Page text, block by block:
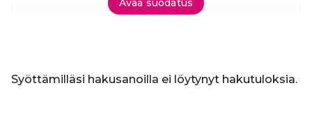
Avaa suodatus
Syöttämilläsi hakusanoilla ei löytynyt hakutuloksia.